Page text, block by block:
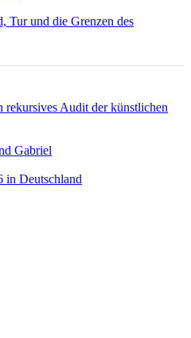
Tur und die Grenzen des
Audit der künstlichen
Gabriel
in Deutschland